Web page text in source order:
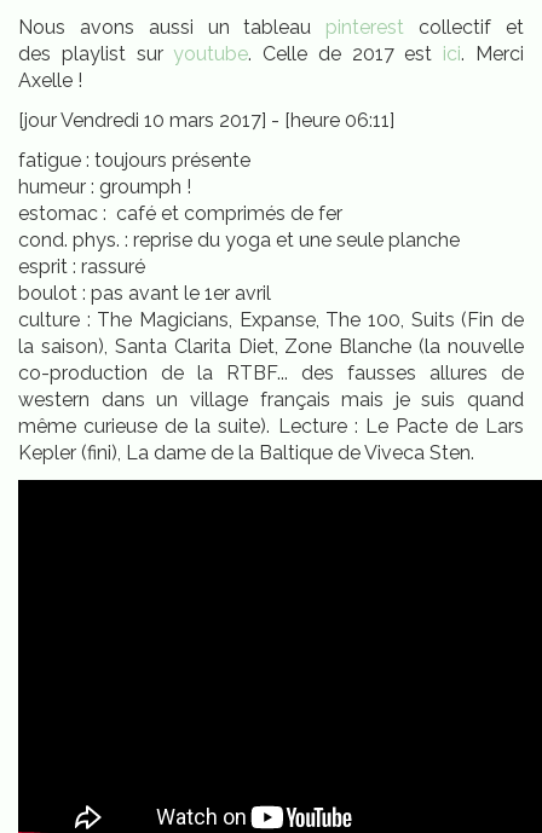
Nous avons aussi un tableau pinterest collectif et
des playlist sur youtube. Celle de 2017 est ici. Merci
Axelle !
[jour Vendredi 10 mars 2017] - [heure 06:11]
fatigue : toujours présente
humeur : groumph !
estomac : café et comprimés de fer
cond. phys. : reprise du yoga et une seule planche
esprit : rassuré
boulot : pas avant le 1er avril
culture : The Magicians, Expanse, The 100, Suits (Fin de
la saison), Santa Clarita Diet, Zone Blanche (la nouvelle
co-production de la RTBF... des fausses allures de
western dans un village français mais je suis quand
même curieuse de la suite). Lecture : Le Pacte de Lars
Kepler (fini), La dame de la Baltique de Viveca Sten.